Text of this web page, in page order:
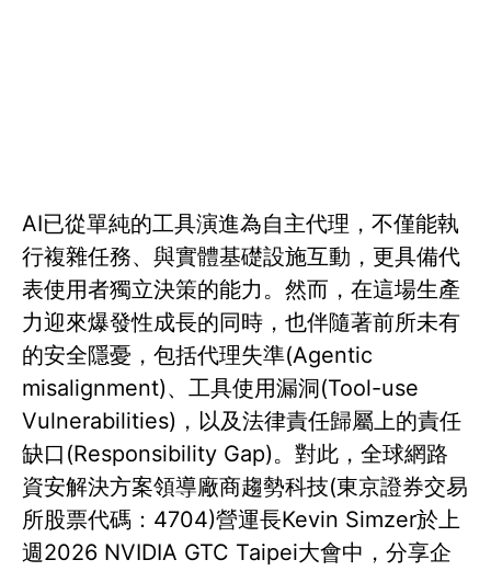
AI已從單純的工具演進為自主代理，不僅能執
行複雜任務、與實體基礎設施互動，更具備代
表使用者獨立決策的能力。然而，在這場生產
力迎來爆發性成長的同時，也伴隨著前所未有
的安全隱憂，包括代理失準(Agentic
misalignment)、工具使用漏洞(Tool-use
Vulnerabilities)，以及法律責任歸屬上的責任
缺口(Responsibility Gap)。對此，全球網路
資安解決方案領導廠商趨勢科技(東京證券交易
所股票代碼：4704)營運長Kevin Simzer於上
週2026 NVIDIA GTC Taipei大會中，分享企